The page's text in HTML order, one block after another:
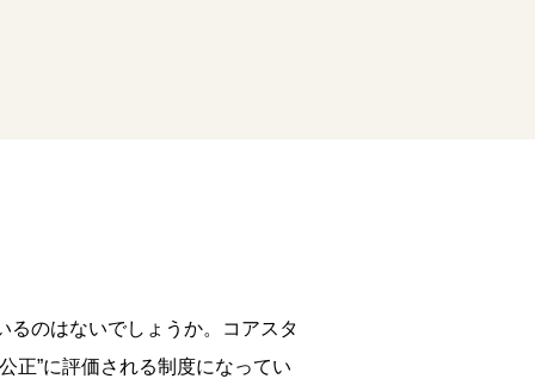
るのはないでしょうか。コアスタ
正”に評価される制度になってい